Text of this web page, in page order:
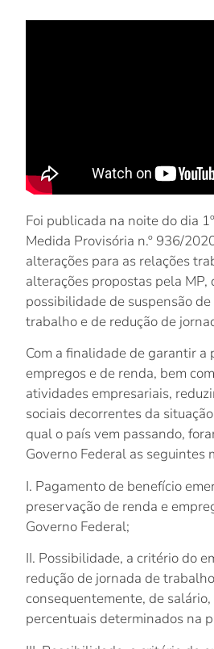
Foi publicada na noite do dia
Medida Provisória n.º 936/
alterações para as relações
alterações propostas pela MP,
possibilidade de suspensão
trabalho e de redução de
Com a finalidade de garantir a
empregos e de renda, bem
atividades empresariais,
sociais decorrentes da
qual o país vem passando,
Governo Federal as seguintes
I. Pagamento de benefício
preservação de renda e
Governo Federal;
II. Possibilidade, a critério do
redução de jornada de
consequentemente, de
percentuais determinados na